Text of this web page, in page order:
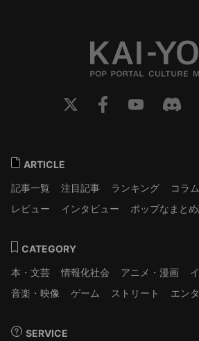
ARTICLE
記事一覧
注目記事 ランキング コラム
レビュー
インタビュー ポップなまと
CATEGORY
本・文芸
情報化社会 アニメ・漫画
音楽・映像
ゲーム ストリート エン
SERVICE